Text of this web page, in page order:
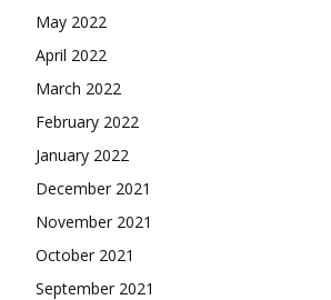
May 2022
April 2022
March 2022
February 2022
January 2022
December 2021
November 2021
October 2021
September 2021